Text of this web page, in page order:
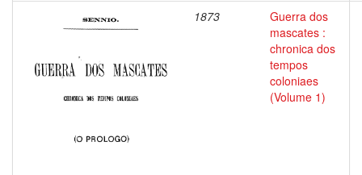
1873
Guerra dos
mascates :
chronica dos
tempos
coloniaes
(Volume 1)